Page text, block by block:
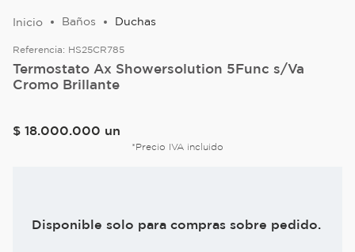
Baños Duchas
Referencia: HS25CR785
Termostato Ax Showersolution 5Func s/Va
Cromo Brillante
$ 18.000.000 un
*Precio IVA incluido
Disponible solo para compras sobre pedido.